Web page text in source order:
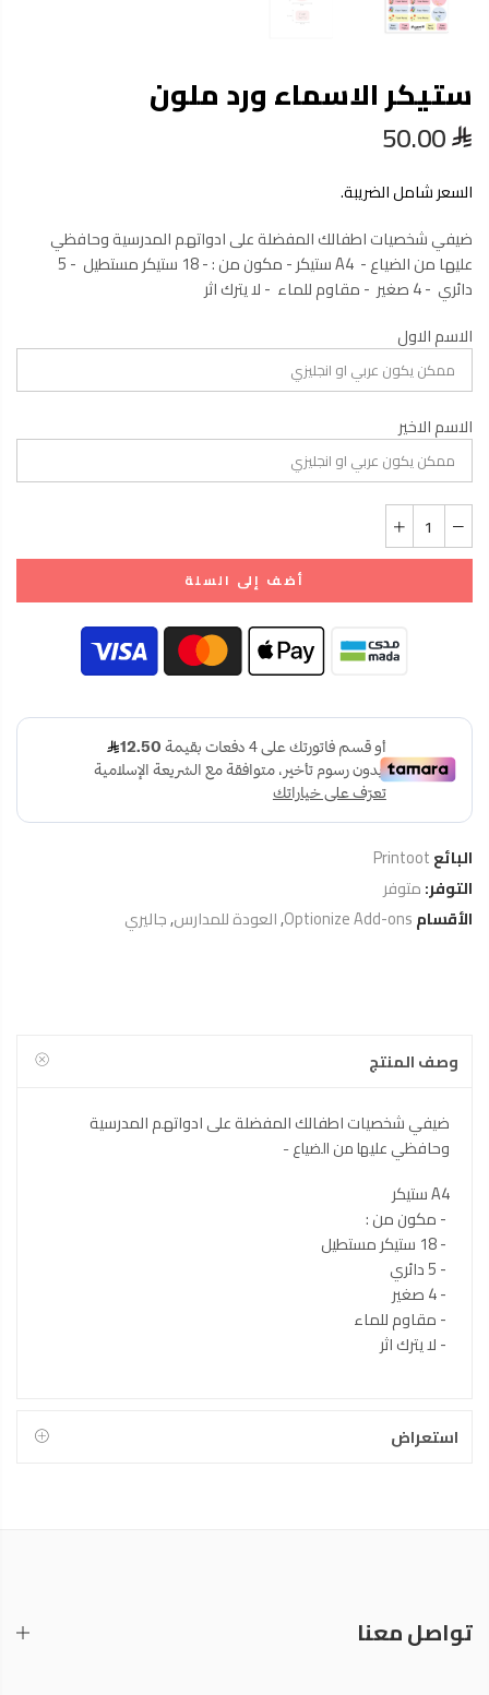
ستيكر الاسماء ورد ملون
50.00
السعر شامل الضريبة.
ضيفي شخصيات اطفالك المفضلة على ادواتهم المدرسية وحافظي
عليها من الضياع - A4 ستيكر - مكون من : - 18 ستيكر مستطيل - 5
دائري - 4 صغير - مقاوم للماء - لا يترك اثر
الاسم الاول
الاسم الاخير
أضف إلى السلة
البائعPrintoot
التوفر:متوفر
الأقسامOptionize Add-ons
,العودة للمدارس,جاليري
وصف المنتج
ضيفي شخصيات اطفالك المفضلة على ادواتهم المدرسية
وحافظي عليها من الضياع -
A4 ستيكر
- مكون من :
- 18 ستيكر مستطيل
- 5 دائري
- 4 صغير
- مقاوم للماء
- لا يترك اثر
استعراض
تواصل معنا